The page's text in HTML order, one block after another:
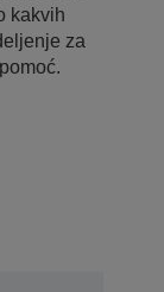
kakvih
za